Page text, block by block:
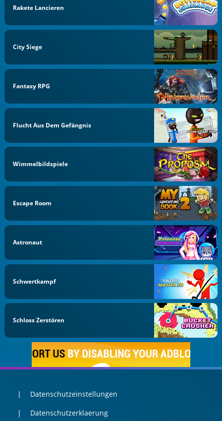
Rakete Lancieren
City Siege
Fantasy RPG
Flucht Aus Dem Gefängnis
Wimmelbildspiele
Escape Room
Astronaut
Schwertkampf
Schloss Zerstören
Datenschutzeinstellungen
Datenschutzerklaerung